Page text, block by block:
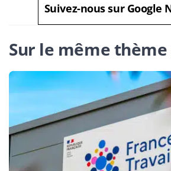
Suivez-nous sur Google
Sur le même thème